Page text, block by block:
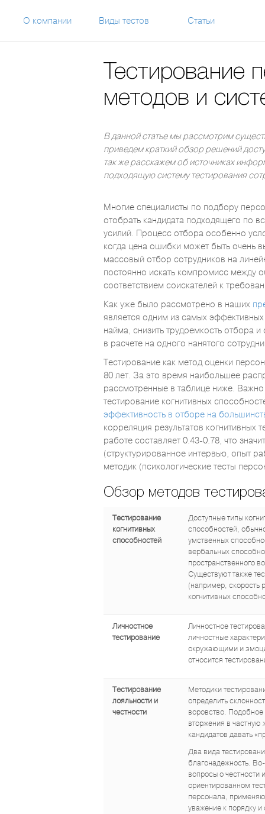
О компании Виды тестов Статьи
Тестирование
методов и
В данной статье мы рассмотрим
приведем краткий обзор решений
так же расскажем об источниках
подходящую систему тестирования
Многие специалисты по подбору
отобрать кандидата подходящего по
усилий. Процесс отбора особенно
когда цена ошибки может быть очень
массовый отбор сотрудников на
постоянно искать компромисс
соответствием соискателей к
Как уже было рассмотрено в наших
является одним из самых
найма, снизить трудоемкость отбора
в расчете на одного нанятого
Тестирование как метод оценки
80 лет. За это время наибольшее
рассмотренные в таблице ниже. Важно
тестирование когнитивных
эффективность в отборе на
корреляция результатов когнитивных
работе составляет 0.43-0.78, что
(структурированное интервью, опыт
методик (психологические тесты
Обзор методов
Тестирование
когнитивных
способностей
Доступные типы
способностей,
умственных
вербальных
пространственного
Существуют также
(например, скорость
когнитивных
Личностное
тестирование
Личностное
личностные
окружающими и
относится
Тестирование
лояльности и
честности
Методики
определить
воровство. Подобное
вторжения в частную
кандидатов давать
Два вида
благонадежность.
вопросы о честности
ориентированном
персонала,
уважение к порядку